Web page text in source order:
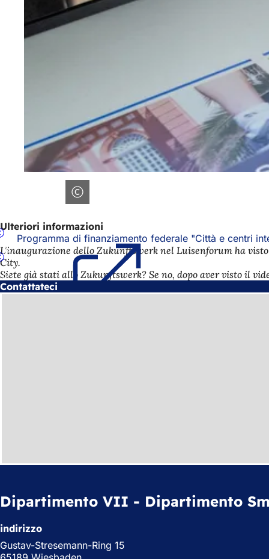
Ulteriori informazioni
Programma di finanziamento federale "Città e centri
L'inaugurazione dello Zukunftswerk nel Luisenforum ha
City.
Siete già stati allo Zukunftswerk? Se no, dopo aver visto il
Contattateci
Dipartimento VII - Dipartimento
indirizzo
Gustav-Stresemann-Ring 15